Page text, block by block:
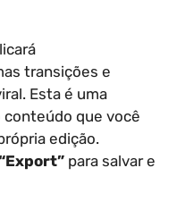
transições e
Esta é uma
conteúdo que você
edição.
para salvar e